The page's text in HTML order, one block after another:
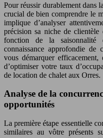
Pour réussir durablement dans
crucial de bien comprendre le
implique d’analyser
précision sa niche de
fonction de la saisonnalité
connaissance approfondie de
vous démarquer
d’optimiser votre taux
de location de chalet aux Orres.
Analyse de la
opportunités
La première étape essentielle
similaires au vôtre présents